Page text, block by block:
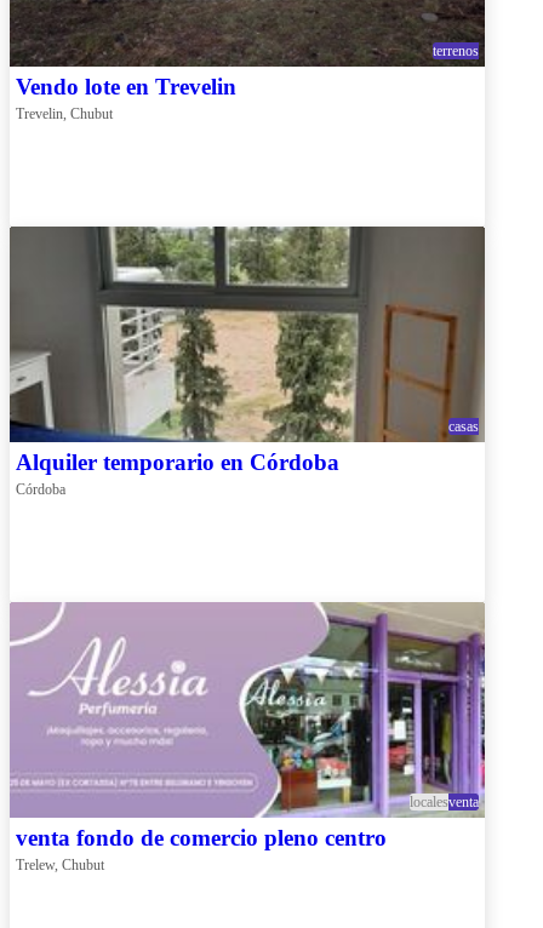
terrenos
Vendo lote en Trevelin
Trevelin, Chubut
casas
Alquiler temporario en Córdoba
Córdoba
localesventa
venta fondo de comercio pleno centro
Trelew, Chubut